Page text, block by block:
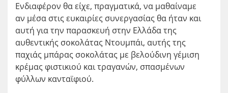
Ενδιαφέρον θα είχε, πραγματικά, να μαθαίναμε
αν μέσα στις ευκαιρίες συνεργασίας θα ήταν και
αυτή για την παρασκευή στην Ελλάδα της
αυθεντικής σοκολάτας Ντουμπάι, αυτής της
παχιάς μπάρας σοκολάτας με βελούδινη γέμιση
κρέμας φιστικιού και τραγανών, σπασμένων
φύλλων κανταϊφιού.